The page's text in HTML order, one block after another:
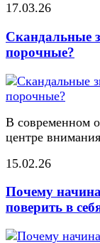
17.03.26
Скандальные
порочные?
В современном
центре
15.02.26
Почему
поверить в